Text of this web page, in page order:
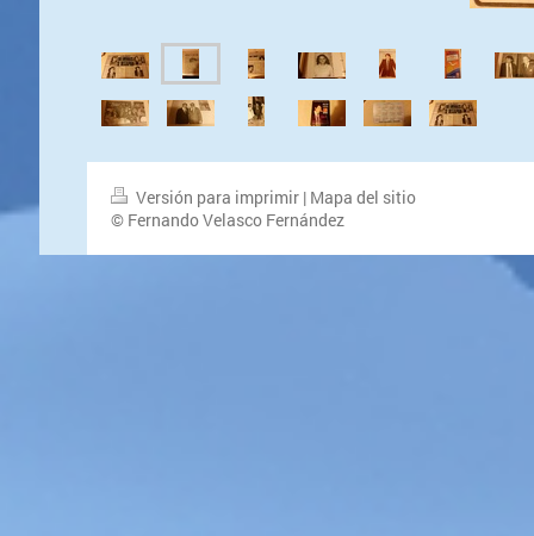
Versión para imprimir | Mapa del sitio
© Fernando Velasco Fernández